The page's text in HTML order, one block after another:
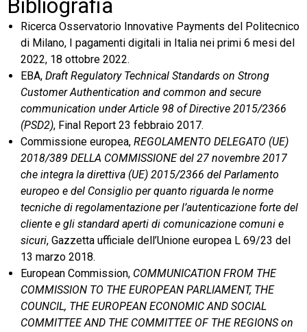
Bibliografia
Ricerca Osservatorio Innovative Payments del Politecnico
di Milano, I pagamenti digitali in Italia nei primi 6 mesi del
2022, 18 ottobre 2022.
EBA, Draft Regulatory Technical Standards on Strong
Customer Authentication and common and secure
communication under Article 98 of Directive 2015/2366
(PSD2), Final Report 23 febbraio 2017.
Commissione europea, REGOLAMENTO DELEGATO (UE)
2018/389 DELLA COMMISSIONE del 27 novembre 2017
che integra la direttiva (UE) 2015/2366 del Parlamento
europeo e del Consiglio per quanto riguarda le norme
tecniche di regolamentazione per l’autenticazione forte del
cliente e gli standard aperti di comunicazione comuni e
sicuri, Gazzetta ufficiale dell’Unione europea L 69/23 del
13 marzo 2018.
European Commission, COMMUNICATION FROM THE
COMMISSION TO THE EUROPEAN PARLIAMENT, THE
COUNCIL, THE EUROPEAN ECONOMIC AND SOCIAL
COMMITTEE AND THE COMMITTEE OF THE REGIONS on